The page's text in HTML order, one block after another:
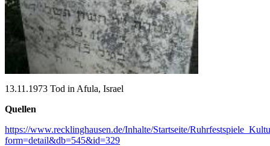
13.11.1973 Tod in Afula, Israel
Quellen
https://www.recklinghausen.de/Inhalte/Startseite/
form=detail&db=545&id=329